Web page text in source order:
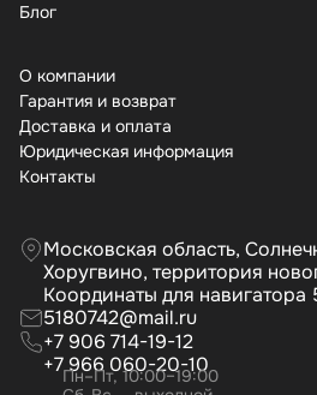
Бло
О компании
Гарантия и возврат
Доставка и оплата
Юридическая информация
Контакты
Московская область,
Хоругвино, территория
Координаты для навигатора
5180742@mail.ru
+7 906 714-19-12
+7 966 060-20-10
Пн–Пт, 10:00–19:00